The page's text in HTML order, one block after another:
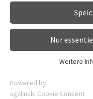
Diagnostik
Lehre
Nur
Essentielle Cookies
Webseite benötigt.
Weitere
Powered by
sgalinski Cookie Consent